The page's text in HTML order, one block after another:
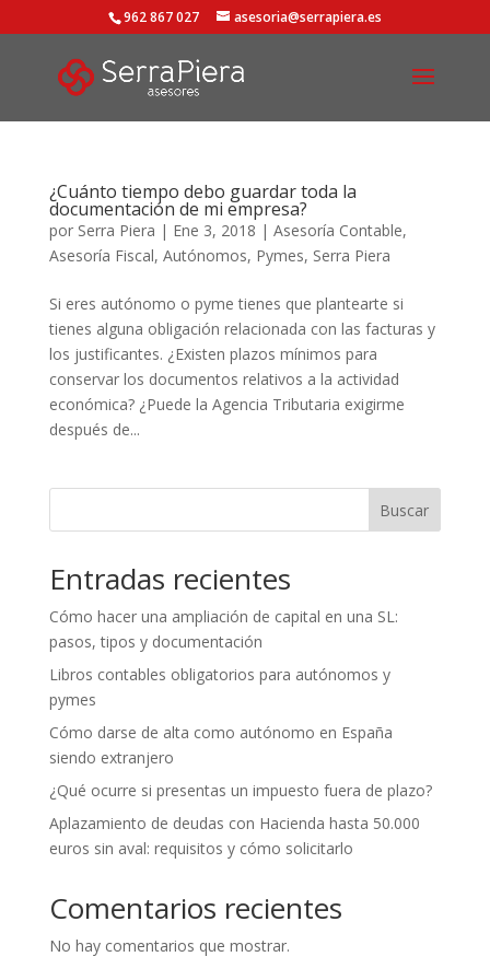
962 867 027 asesoria@serrapiera.es
¿Cuánto tiempo debo guardar toda la
documentación de mi empresa?
por Serra Piera | Ene 3, 2018 | Asesoría Contable,
Asesoría Fiscal, Autónomos, Pymes, Serra Piera
Si eres autónomo o pyme tienes que plantearte si
tienes alguna obligación relacionada con las facturas y
los justificantes. ¿Existen plazos mínimos para
conservar los documentos relativos a la actividad
económica? ¿Puede la Agencia Tributaria exigirme
después de...
Buscar
Entradas recientes
Cómo hacer una ampliación de capital en una SL:
pasos, tipos y documentación
Libros contables obligatorios para autónomos y
pymes
Cómo darse de alta como autónomo en España
siendo extranjero
¿Qué ocurre si presentas un impuesto fuera de plazo?
Aplazamiento de deudas con Hacienda hasta 50.000
euros sin aval: requisitos y cómo solicitarlo
Comentarios recientes
No hay comentarios que mostrar.